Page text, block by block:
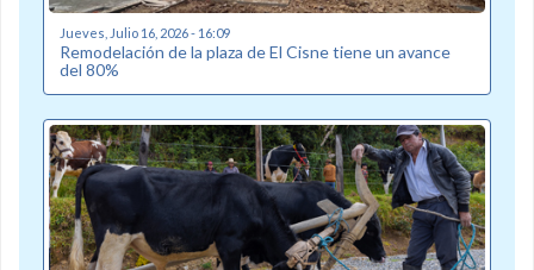
Jueves, Julio 16, 2026 - 16:09
Remodelación de la plaza de El Cisne tiene un avance
del 80%